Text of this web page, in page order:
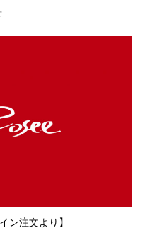
ン注文より】